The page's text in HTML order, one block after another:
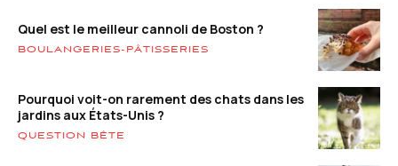
Quel est le meilleur cannoli de Boston ?
BOULANGERIES-PÂTISSERIES
Pourquoi voit-on rarement des chats dans les
jardins aux États-Unis ?
QUESTION BÊTE